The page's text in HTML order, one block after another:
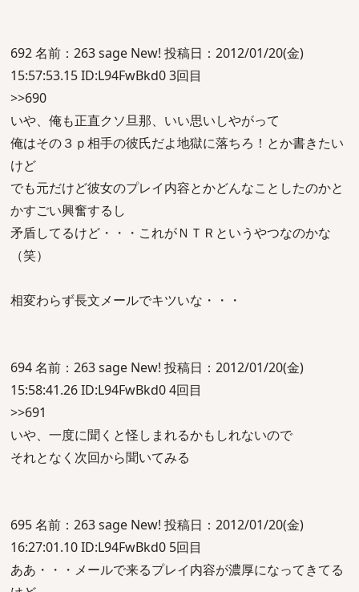
692 名前：263 sage New! 投稿日：2012/01/20(金)
15:57:53.15 ID:L94FwBkd0 3回目
>>690
いや、俺も正直クソ旦那、いい思いしやがって
俺はその３ｐ相手の彼氏だよ地獄に落ちろ！とか書きたい
けど
でも元だけど彼女のプレイ内容とかどんなことしたのかと
かすごい興奮するし
矛盾してるけど・・・これがＮＴＲというやつなのかな
（笑）
相変わらず長文メールでキツいな・・・
694 名前：263 sage New! 投稿日：2012/01/20(金)
15:58:41.26 ID:L94FwBkd0 4回目
>>691
いや、一度に聞くと怪しまれるかもしれないので
それとなく次回から聞いてみる
695 名前：263 sage New! 投稿日：2012/01/20(金)
16:27:01.10 ID:L94FwBkd0 5回目
ああ・・・メールで来るプレイ内容が濃厚になってきてる